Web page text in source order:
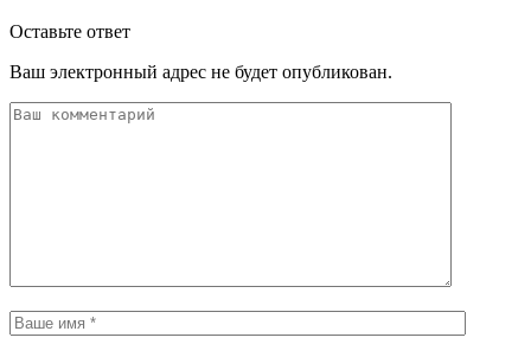
Оставьте ответ
Ваш электронный адрес не будет опубликован.